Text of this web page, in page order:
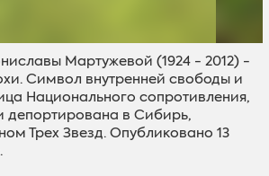
Мартужевой (1924 - 2012) -
Символ внутренней свободы и
Национального сопротивления,
депортирована в Сибирь,
Трех Звезд. Опубликовано 13